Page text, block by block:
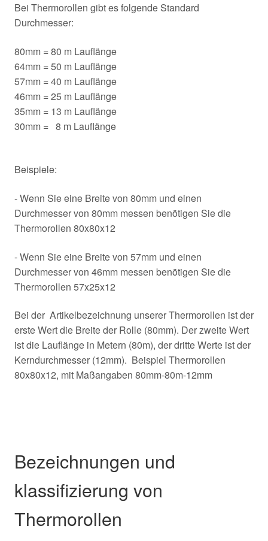
Bei Thermorollen gibt es folgende Standard
Durchmesser:
80mm = 80 m Lauflänge
64mm = 50 m Lauflänge
57mm = 40 m Lauflänge
46mm = 25 m Lauflänge
35mm = 13 m Lauflänge
30mm = 8 m Lauflänge
Beispiele:
- Wenn Sie eine Breite von 80mm und einen
Durchmesser von 80mm messen benötigen Sie die
Thermorollen 80x80x12
- Wenn Sie eine Breite von 57mm und einen
Durchmesser von 46mm messen benötigen Sie die
Thermorollen 57x25x12
Bei der Artikelbezeichnung unserer Thermorollen ist der
erste Wert die Breite der Rolle (80mm). Der zweite Wert
ist die Lauflänge in Metern (80m), der dritte Werte ist der
Kerndurchmesser (12mm). Beispiel Thermorollen
80x80x12, mit Maßangaben 80mm-80m-12mm
Bezeichnungen und
klassifizierung von
Thermorollen